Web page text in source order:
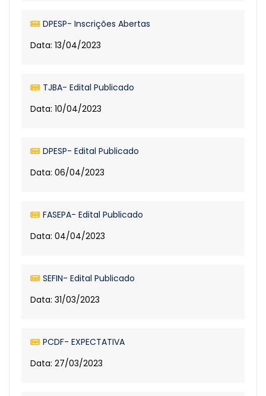
DPESP- Inscrições Abertas
Data: 13/04/2023
TJBA- Edital Publicado
Data: 10/04/2023
DPESP- Edital Publicado
Data: 06/04/2023
FASEPA- Edital Publicado
Data: 04/04/2023
SEFIN- Edital Publicado
Data: 31/03/2023
PCDF- EXPECTATIVA
Data: 27/03/2023